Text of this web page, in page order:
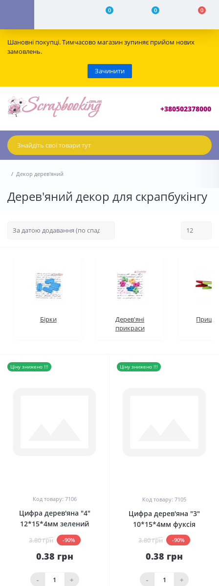
0 0 0
Шановні покупці. Тимчасово магазин зупиняє прийом нових
замовлень.
Зачинити
+380502378000
Декор дерев'яний
Дерев'яний декор для скрапбукінгу
Бірки
Дерев'яні
прикраси
Ціну знижено !!!
Код товару: 7106
Цифра дерев'яна "4"
12*15*4мм зелений
3.80 грн -90%
0.38 грн
- +
Ціну знижено !!!
Код товару: 7105
Цифра дерев'яна "3"
10*15*4мм фуксія
3.80 грн -90%
0.38 грн
- +